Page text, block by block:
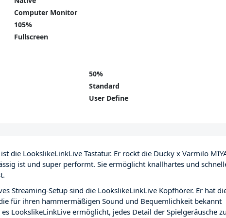
Computer Monitor
105%
Fullscreen
50%
Standard
User Define
die LookslikeLinkLive Tastatur. Er rockt die Ducky x Varmilo
ist und super performt. Sie ermöglicht knallhartes und
Streaming-Setup sind die LookslikeLinkLive Kopfhörer. Er hat
für ihren hammermäßigen Sound und Bequemlichkeit bekannt
LookslikeLinkLive ermöglicht, jedes Detail der Spielgeräusche zu